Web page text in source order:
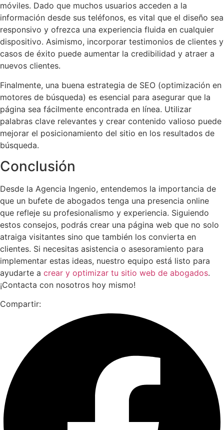
móviles. Dado que muchos usuarios acceden a la
información desde sus teléfonos, es vital que el diseño sea
responsivo y ofrezca una experiencia fluida en cualquier
dispositivo. Asimismo, incorporar testimonios de clientes y
casos de éxito puede aumentar la credibilidad y atraer a
nuevos clientes.
Finalmente, una buena estrategia de SEO (optimización en
motores de búsqueda) es esencial para asegurar que la
página sea fácilmente encontrada en línea. Utilizar
palabras clave relevantes y crear contenido valioso puede
mejorar el posicionamiento del sitio en los resultados de
búsqueda.
Conclusión
Desde la Agencia Ingenio, entendemos la importancia de
que un bufete de abogados tenga una presencia online
que refleje su profesionalismo y experiencia. Siguiendo
estos consejos, podrás crear una página web que no solo
atraiga visitantes sino que también los convierta en
clientes. Si necesitas asistencia o asesoramiento para
implementar estas ideas, nuestro equipo está listo para
ayudarte a crear y optimizar tu sitio web de abogados.
¡Contacta con nosotros hoy mismo!
Compartir: